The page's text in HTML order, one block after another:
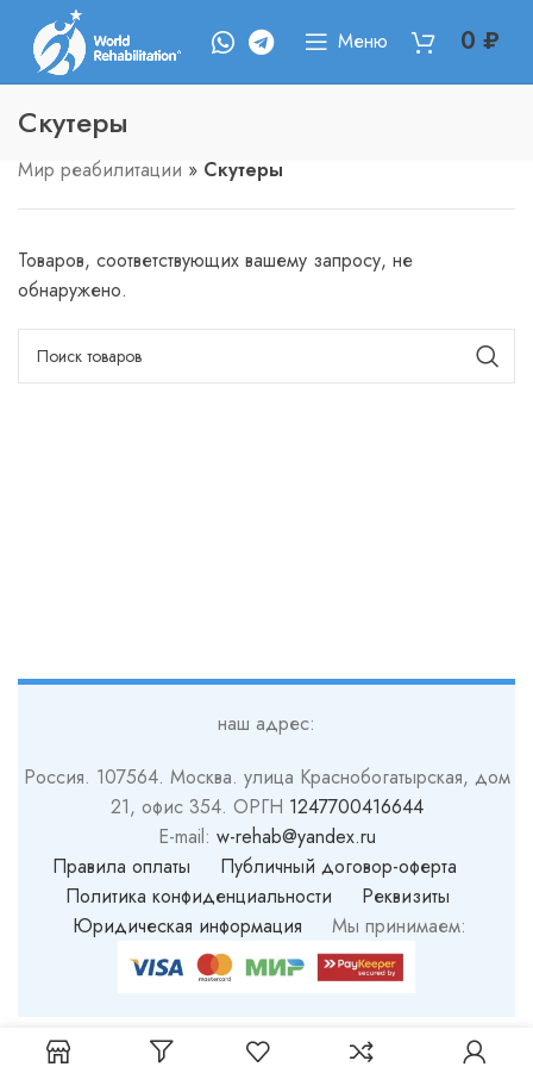
Меню 0₽
Скутеры
Мир реабилитации » Скутеры
Товаров, соответствующих вашему запросу, не
обнаружено.
наш адрес:
Россия. 107564. Москва. улица Краснобогатырская, дом
21, офис 354. ОРГН 1247700416644
E-mail: w-rehab@yandex.ru
Правила оплаты
Публичный договор-оферта
Политика конфиденциальности
Реквизиты
Юридическая информация Мы принимаем: